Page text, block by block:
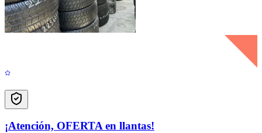
¡Atención, OFERTA en llantas!